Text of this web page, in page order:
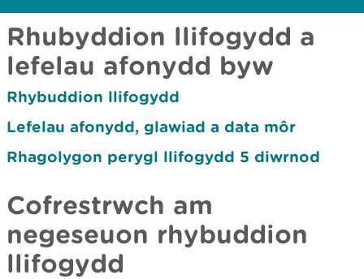
Rhybudd diweddaraf Gwe, 19 Meh 2026 08:16:38
Rhubyddion llifogydd a
lefelau afonydd byw
Rhybuddion llifogydd
Lefelau afonydd, glawiad a data môr
Rhagolygon perygl llifogydd 5 diwrnod
Cofrestrwch am
negeseuon rhybuddion
llifogydd